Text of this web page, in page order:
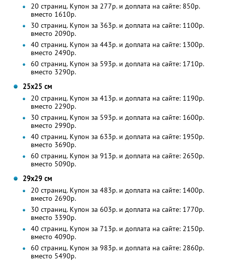
20 страниц. Купон за 277р. и доплата на сайте: 850р.
вместо 1610р.
30 страниц. Купон за 363р. и доплата на сайте: 1100р.
вместо 2090р.
40 страниц. Купон за 443р. и доплата на сайте: 1300р.
вместо 2490р.
60 страниц. Купон за 593р. и доплата на сайте: 1710р.
вместо 3290р.
25х25 см
20 страниц. Купон за 413р. и доплата на сайте: 1190р.
вместо 2290р.
30 страниц. Купон за 593р. и доплата на сайте: 1600р.
вместо 2990р.
40 страниц. Купон за 633р. и доплата на сайте: 1950р.
вместо 3690р.
60 страниц. Купон за 913р. и доплата на сайте: 2650р.
вместо 5090р.
29х29 см
20 страниц. Купон за 483р. и доплата на сайте: 1400р.
вместо 2690р.
30 страниц. Купон за 603р. и доплата на сайте: 1770р.
вместо 3390р.
40 страниц. Купон за 713р. и доплата на сайте: 2150р.
вместо 4090р.
60 страниц. Купон за 983р. и доплата на сайте: 2860р.
вместо 5490р.